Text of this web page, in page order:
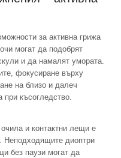
за активна грижа
могат да подобрят
и да намалят умората.
фокусиране върху
на близо и далеч
късогледство.
и контактни лещи е
Неподходящите диоптри
без паузи могат да